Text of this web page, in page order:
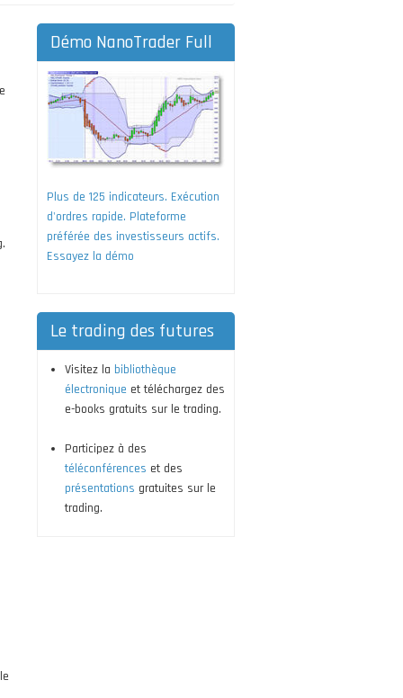
Démo NanoTrader Full
Plus de 125 indicateurs. Exécution
d'ordres rapide. Plateforme
préférée des investisseurs actifs.
Essayez la démo
Le trading des futures
Visitez la bibliothèque
électronique et téléchargez des
e-books gratuits sur le trading.
Participez à des
téléconférences et des
présentations gratuites sur le
trading.